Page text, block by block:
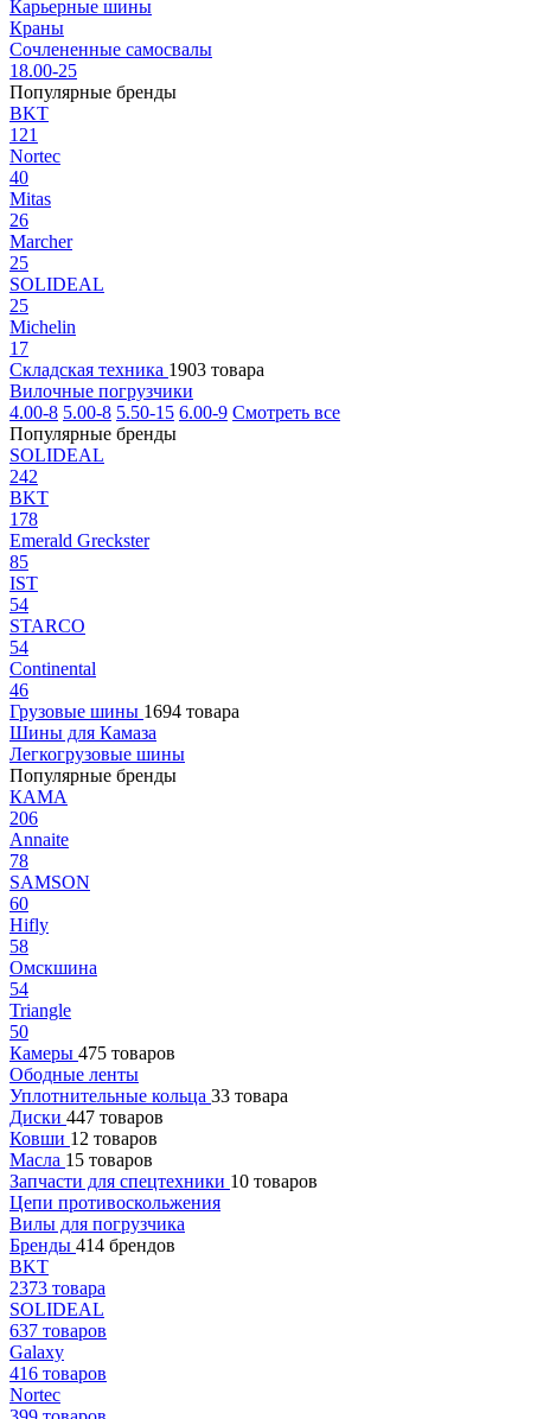
Карьерные шины
Краны
Сочлененные самосвалы
18.00-25
Популярные бренды
BKT
121
Nortec
40
Mitas
26
Marcher
25
SOLIDEAL
25
Michelin
17
Складская техника 1903 товара
Вилочные погрузчики
4.00-8 5.00-8 5.50-15 6.00-9 Смотреть все
Популярные бренды
SOLIDEAL
242
BKT
178
Emerald Greckster
85
IST
54
STARCO
54
Continental
46
Грузовые шины 1694 товара
Шины для Камаза
Легкогрузовые шины
Популярные бренды
КАМА
206
Annaite
78
SAMSON
60
Hifly
58
Омскшина
54
Triangle
50
Камеры 475 товаров
Ободные ленты
Уплотнительные кольца 33 товара
Диски 447 товаров
Ковши 12 товаров
Масла 15 товаров
Запчасти для спецтехники 10 товаров
Цепи противоскольжения
Вилы для погрузчика
Бренды 414 брендов
BKT
2373 товара
SOLIDEAL
637 товаров
Galaxy
416 товаров
Nortec